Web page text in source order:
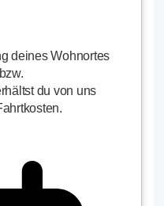
deines Wohnortes
du von uns